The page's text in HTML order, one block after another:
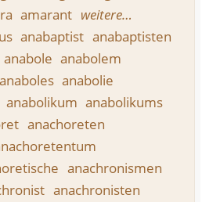
amarant weitere…
anabaptist anabaptisten
anabole anabolem
anaboles anabolie
anabolikum anabolikums
anachoreten
anachronismen
anachronisten